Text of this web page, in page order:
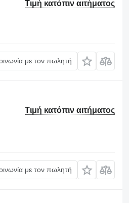
Τιμή κατόπιν αιτήματος
με τον πωλητή
Τιμή κατόπιν αιτήματος
με τον πωλητή